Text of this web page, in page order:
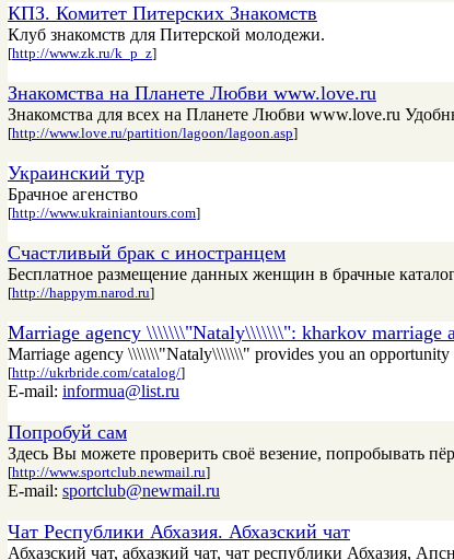
КПЗ. Комитет Питерских Знакомств
Клуб знакомств для Питерской молодежи.
[http://www.zk.ru/k_p_z]
Знакомства на Планете Любви www.love.ru
Знакомства для всех на Планете Любви www.love.ru
[http://www.love.ru/partition/lagoon/lagoon.asp]
Украинский тур
Брачное агенство
[http://www.ukrainiantours.com]
Счастливый брак с иностранцем
Бесплатное размещение данных женщин в брачные
[http://happym.narod.ru]
Marriage agency \\\\\\\"Nataly\\\\\\\": kharkov marriage
Marriage agency \\\\\\\"Nataly\\\\\\\" provides you an
[http://ukrbride.com/catalog/]
E-mail: informua@list.ru
Попробуй сам
Здесь Вы можете проверить своё везение, попробывать
[http://www.sportclub.newmail.ru]
E-mail: sportclub@newmail.ru
Чат Республики Абхазия. Абхазский чат
Абхазский чат, абхазкий чат, чат республики Абхазия,